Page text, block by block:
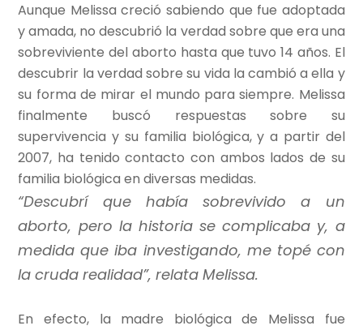
Aunque Melissa creció sabiendo que fue adoptada
y amada, no descubrió la verdad sobre que era una
sobreviviente del aborto hasta que tuvo 14 años. El
descubrir la verdad sobre su vida la cambió a ella y
su forma de mirar el mundo para siempre. Melissa
finalmente buscó respuestas sobre su
supervivencia y su familia biológica, y a partir del
2007, ha tenido contacto con ambos lados de su
familia biológica en diversas medidas.
“Descubrí que había sobrevivido a un
aborto, pero la historia se complicaba y, a
medida que iba investigando, me topé con
la cruda realidad”, relata Melissa.
En efecto, la madre biológica de Melissa fue